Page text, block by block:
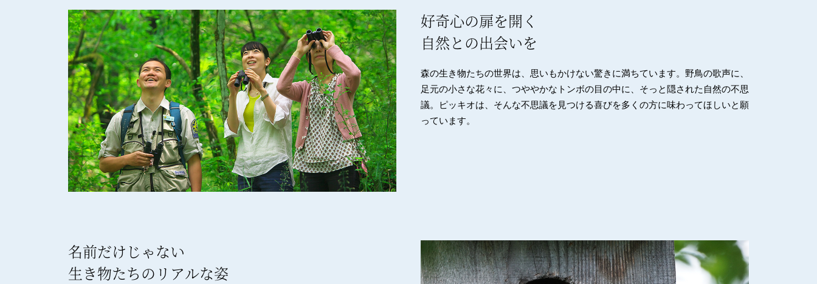
好奇心の扉を開く
自然との出会いを
森の生き物たちの世界は、思いもかけない驚きに満ちています。野鳥の歌声に、
足元の小さな花々に、つややかなトンボの目の中に、そっと隠された自然の不思
議。ピッキオは、そんな不思議を見つける喜びを多くの方に味わってほしいと願
っています。
名前だけじゃない
生き物たちのリアルな姿